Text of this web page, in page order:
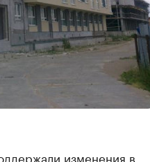
изменения в